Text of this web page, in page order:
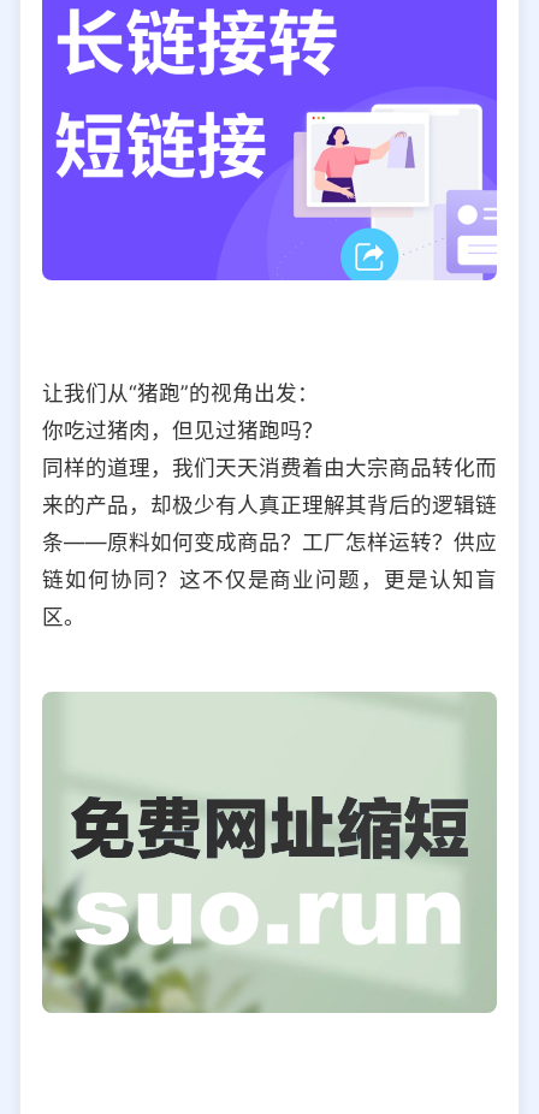
让我们从“猪跑”的视角出发：
你吃过猪肉，但见过猪跑吗？
同样的道理，我们天天消费着由大宗商品转化而
来的产品，却极少有人真正理解其背后的逻辑链
条——原料如何变成商品？工厂怎样运转？供应
链如何协同？这不仅是商业问题，更是认知盲
区。